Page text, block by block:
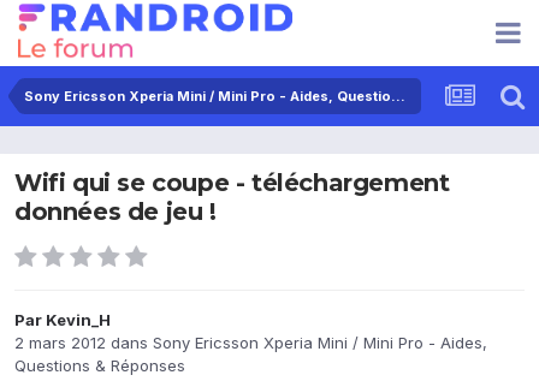
Sony Ericsson Xperia Mini / Mini Pro - Aides, Questions & Réponses
Wifi qui se coupe - téléchargement
données de jeu !
Par Kevin_H
2 mars 2012 dans Sony Ericsson Xperia Mini / Mini Pro - Aides,
Questions & Réponses